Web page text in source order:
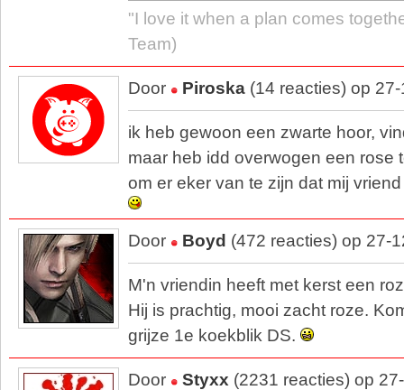
"I love it when a plan comes
Team)
Door Piroska (14 reacties) op
ik heb gewoon een zwarte hoor,
maar heb idd overwogen een rose
om er eker van te zijn dat mij
Door Boyd (472 reacties) op 27-
M'n vriendin heeft met kerst een
Hij is prachtig, mooi zacht roze.
grijze 1e koekblik DS.
Door Styxx (2231 reacties) op